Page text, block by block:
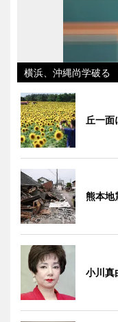
横浜、沖縄尚学破る
丘一
熊本地
小川真